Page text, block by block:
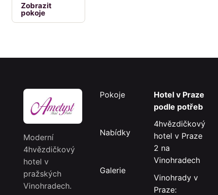
Zobrazit
pokoje
Moderní
4hvězdičkový
hotel v
pražských
Vinohradech.
Pokoje
Nabídky
Galerie
Hotel v Praze
podle potřeb
4hvězdičkový
hotel v Praze
2 na
Vinohradech
Vinohrady v
Praze: